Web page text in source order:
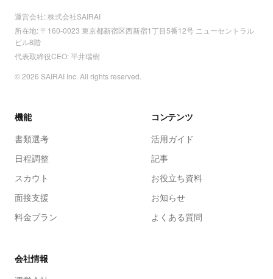
運営会社: 株式会社SAIRAI
所在地: 〒160-0023 東京都新宿区西新宿1丁目5番12号 ニューセントラル
ビル8階
代表取締役CEO: 平井瑞樹
© 2026 SAIRAI Inc. All rights reserved.
機能
書類選考
日程調整
スカウト
面接支援
料金プラン
コンテンツ
活用ガイド
記事
お役立ち資料
お知らせ
よくある質問
会社情報